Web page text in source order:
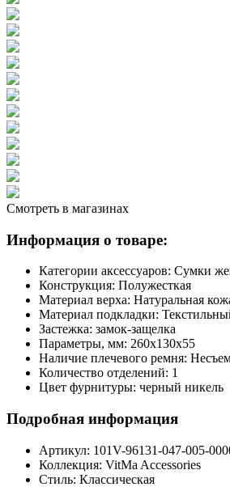
Смотреть в магазинах
Информация о товаре:
Категории аксессуаров: Сумки
Конструкция: Полужесткая
Материал верха: Натуральная
Материал подкладки:
Застежка: замок-защелка
Параметры, мм: 260х130х55
Наличие плечевого ремня:
Количество отделений: 1
Цвет фурнитуры: черный никель
Подробная информация
Артикул: 101V-96131-047-005-
Коллекция: VitMa Accessories
Стиль: Классическая